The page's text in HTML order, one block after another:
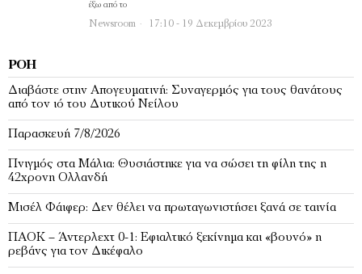
έξω από το
Newsroom 17:10 - 19 Δεκεμβρίου 2023
ΡΟΉ
Διαβάστε στην Απογευματινή: Συναγερμός για τους θανάτους
από τον ιό του Δυτικού Νείλου
Παρασκευή 7/8/2026
Πνιγμός στα Μάλια: Θυσιάστηκε για να σώσει τη φίλη της η
42χρονη Ολλανδή
Μισέλ Φάιφερ: Δεν θέλει να πρωταγωνιστήσει ξανά σε ταινία
ΠΑΟΚ – Άντερλεχτ 0-1: Εφιαλτικό ξεκίνημα και «βουνό» η
ρεβάνς για τον Δικέφαλο